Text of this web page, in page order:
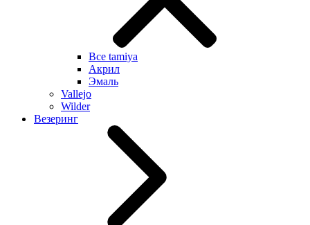
Все tamiya
Акрил
Эмаль
Vallejo
Wilder
Везеринг